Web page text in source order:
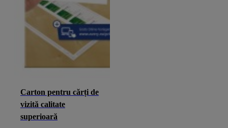
Carton pentru cărți de
vizită calitate
superioară